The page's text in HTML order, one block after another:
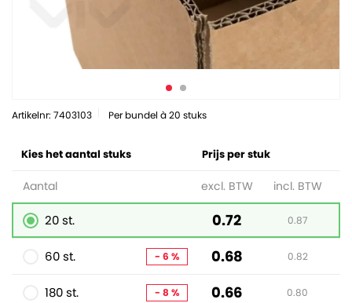
Artikelnr: 7403103 Per bundel à 20 stuks
Kies het aantal stuks Prijs per stuk
Aantal excl. BTW incl. BTW
20 st. 0.72 0.87
60 st. - 6 % 0.68 0.82
180 st. - 8 % 0.66 0.80